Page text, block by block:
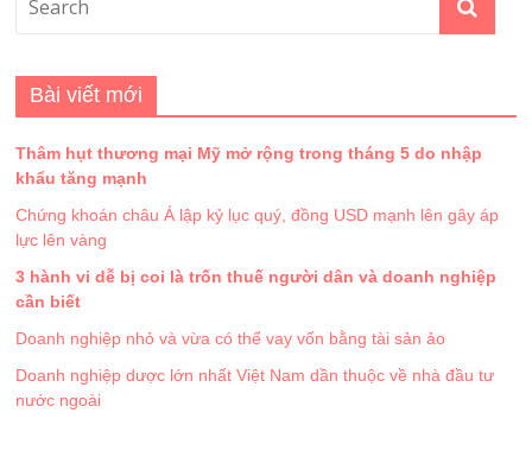
Bài viết mới
Thâm hụt thương mại Mỹ mở rộng trong tháng 5 do nhập
khẩu tăng mạnh
Chứng khoán châu Á lập kỷ lục quý, đồng USD mạnh lên gây áp
lực lên vàng
3 hành vi dễ bị coi là trốn thuế người dân và doanh nghiệp
cần biết
Doanh nghiệp nhỏ và vừa có thể vay vốn bằng tài sản ảo
Doanh nghiệp dược lớn nhất Việt Nam dần thuộc về nhà đầu tư
nước ngoài